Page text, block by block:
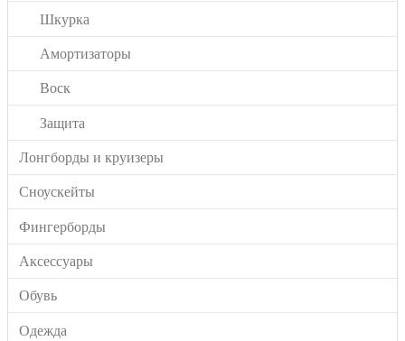
Шкурка
Амортизаторы
Воск
Защита
Лонгборды и круизеры
Сноускейты
Фингерборды
Аксессуары
Обувь
Одежда